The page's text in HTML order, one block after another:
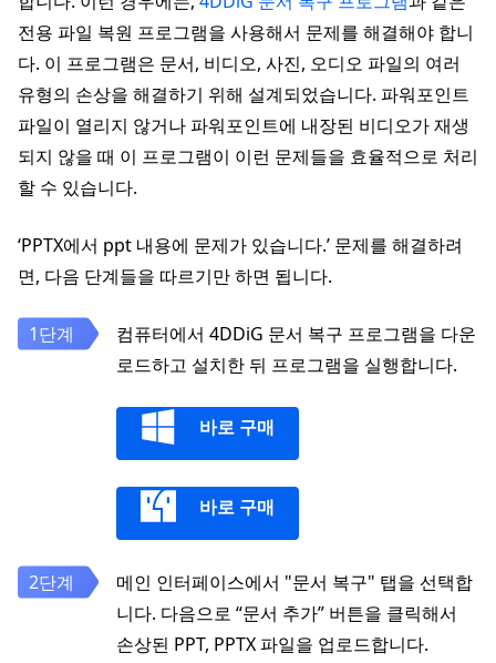
전용 파일 복원 프로그램을 사용해서 문제를 해결해야 합니
다. 이 프로그램은 문서, 비디오, 사진, 오디오 파일의 여러
유형의 손상을 해결하기 위해 설계되었습니다. 파워포인트
파일이 열리지 않거나 파워포인트에 내장된 비디오가 재생
되지 않을 때 이 프로그램이 이런 문제들을 효율적으로 처리
할 수 있습니다.
‘PPTX에서 ppt 내용에 문제가 있습니다.’ 문제를 해결하려
면, 다음 단계들을 따르기만 하면 됩니다.
컴퓨터에서 4DDiG 문서 복구 프로그램을 다운
로드하고 설치한 뒤 프로그램을 실행합니다.
바로 구매
바로 구매
메인 인터페이스에서 "문서 복구" 탭을 선택합
니다. 다음으로 “문서 추가” 버튼을 클릭해서
손상된 PPT, PPTX 파일을 업로드합니다.